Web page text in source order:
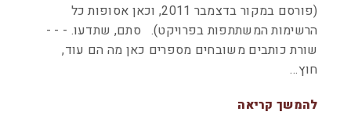
(פורסם במקור בדצמבר 2011, וכאן אסופות כל
הרשימות המשתתפות בפרויקט). סתם, שתדעו. - - -
שורת כותבים משובחים מספרים כאן מה הם עוד,
חוץ…
להמשך קריאה